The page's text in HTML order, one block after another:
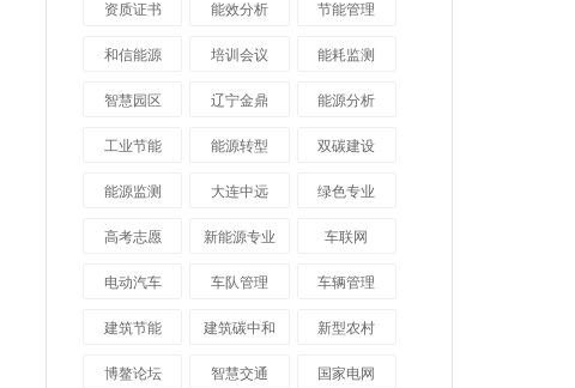
资质证书 能效分析 节能管理
和信能源 培训会议 能耗监测
智慧园区 辽宁金鼎 能源分析
工业节能 能源转型 双碳建设
能源监测 大连中远 绿色专业
高考志愿 新能源专业 车联网
电动汽车 车队管理 车辆管理
建筑节能 建筑碳中和 新型农村
博鳌论坛 智慧交通 国家电网